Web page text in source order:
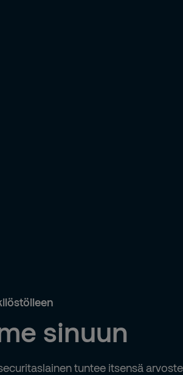
sinuun
tuntee itsensä